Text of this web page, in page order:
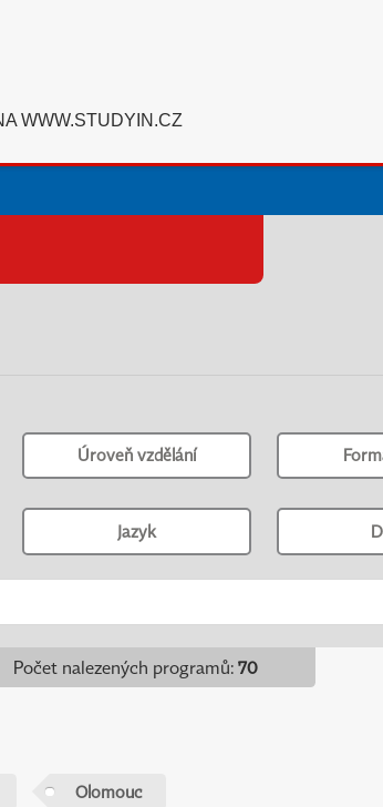
WWW.STUDYIN.CZ
Úroveň vzdělání
Jazyk
Počet nalezených programů: 70
Olomouc